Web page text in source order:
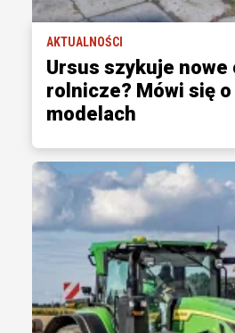
AKTUALNOŚCI
Ursus szykuje nowe
rolnicze? Mówi się
modelach